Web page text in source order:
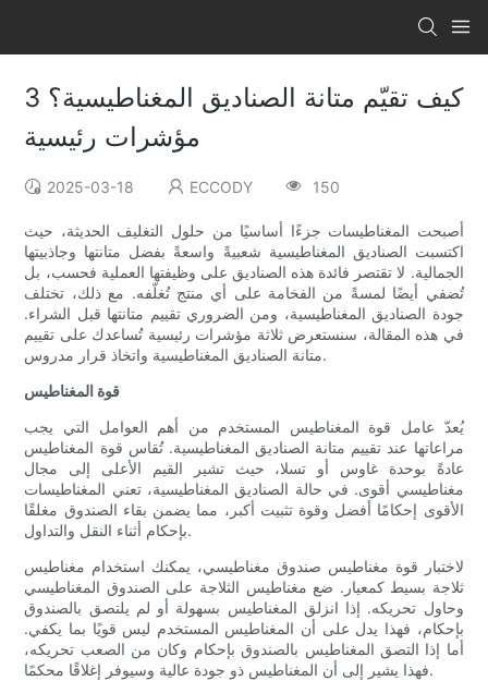
كيف تقيّم متانة الصناديق المغناطيسية؟ 3
مؤشرات رئيسية
2025-03-18 ECCODY 150
أصبحت المغناطيسات جزءًا أساسيًا من حلول التغليف الحديثة، حيث
اكتسبت الصناديق المغناطيسية شعبيةً واسعةً بفضل متانتها وجاذبيتها
الجمالية. لا تقتصر فائدة هذه الصناديق على وظيفتها العملية فحسب، بل
تُضفي أيضًا لمسةً من الفخامة على أي منتج تُغلّفه. مع ذلك، تختلف
جودة الصناديق المغناطيسية، ومن الضروري تقييم متانتها قبل الشراء.
في هذه المقالة، سنستعرض ثلاثة مؤشرات رئيسية تُساعدك على تقييم
متانة الصناديق المغناطيسية واتخاذ قرار مدروس.
قوة المغناطيس
يُعدّ عامل قوة المغناطيس المستخدم من أهم العوامل التي يجب
مراعاتها عند تقييم متانة الصناديق المغناطيسية. تُقاس قوة المغناطيس
عادةً بوحدة غاوس أو تسلا، حيث تشير القيم الأعلى إلى مجال
مغناطيسي أقوى. في حالة الصناديق المغناطيسية، تعني المغناطيسات
الأقوى إحكامًا أفضل وقوة تثبيت أكبر، مما يضمن بقاء الصندوق مغلقًا
بإحكام أثناء النقل والتداول.
لاختبار قوة مغناطيس صندوق مغناطيسي، يمكنك استخدام مغناطيس
ثلاجة بسيط كمعيار. ضع مغناطيس الثلاجة على الصندوق المغناطيسي
وحاول تحريكه. إذا انزلق المغناطيس بسهولة أو لم يلتصق بالصندوق
بإحكام، فهذا يدل على أن المغناطيس المستخدم ليس قويًا بما يكفي.
أما إذا التصق المغناطيس بالصندوق بإحكام وكان من الصعب تحريكه،
فهذا يشير إلى أن المغناطيس ذو جودة عالية وسيوفر إغلاقًا محكمًا.